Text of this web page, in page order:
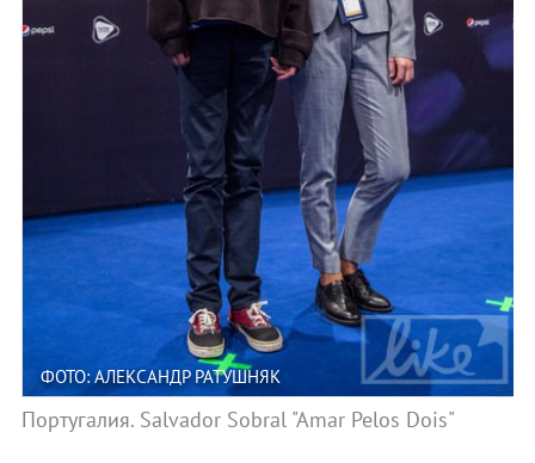
ФОТО: АЛЕКСАНДР РАТУШНЯК
Португалия. Salvador Sobral "Amar Pelos Dois"